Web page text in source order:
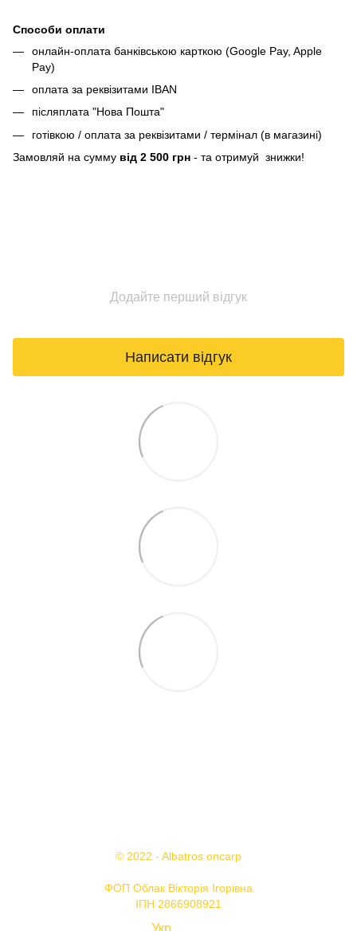
Способи оплати
онлайн-оплата банківською карткою (Google Pay, Apple
Pay)
оплата за реквізитами IBAN
післяплата "Нова Пошта"
готівкою / оплата за реквізитами / термінал (в магазині)
Замовляй на сумму від 2 500 грн - та отримуй знижки!
Додайте перший відгук
Написати відгук
© 2022 - Albatros oncarp
ФОП Облак Вікторія Ігорівна
ІПН 2866908921